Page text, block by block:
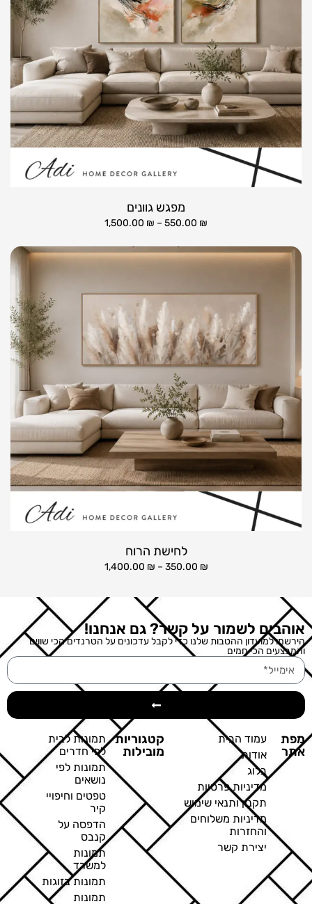
מפגש גוונים
550.00 ₪
–
1,500.00 ₪
לחישת הרוח
350.00 ₪
–
1,400.00 ₪
אוהבים לשמור על קשר? גם אנחנו!
הירשמו למועדון ההטבות שלנו כדי לקבל עדכונים על הטרנדים הכי שווים
והמבצעים הכי חמים
מפת
אתר
עמוד הבית
אודות
בלוג
מדיניות פרטיות
תקנון ותנאי שימוש
מדיניות משלוחים
והחזרות
יצירת קשר
קטגוריות
מובילות
תמונות לבית
לפי חדרים
תמונות לפי
נושאים
טפטים וחיפויי
קיר
הדפסה על
קנבס
תמונות
למשרד
תמונות בזוגות
תמונות